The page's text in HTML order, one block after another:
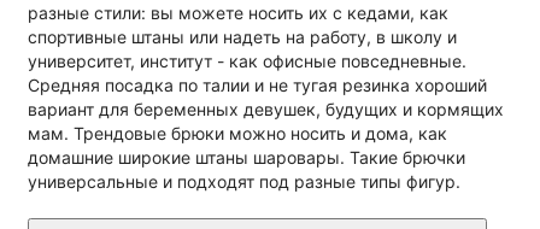
разные стили: вы можете носить их с кедами, как
спортивные штаны или надеть на работу, в школу и
университет, институт - как офисные повседневные.
Средняя посадка по талии и не тугая резинка хороший
вариант для беременных девушек, будущих и кормящих
мам. Трендовые брюки можно носить и дома, как
домашние широкие штаны шаровары. Такие брючки
универсальные и подходят под разные типы фигур.